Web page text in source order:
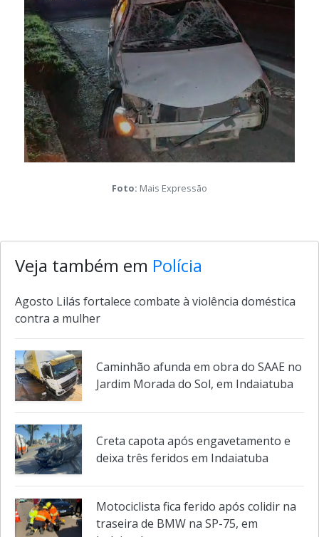
Mais Expressão
Veja também em Polícia
Agosto Lilás fortalece combate à violência doméstica
contra a mulher
Caminhão afunda em obra do SAAE no
Jardim Morada do Sol, em Indaiatuba
Creta capota após engavetamento e
deixa três feridos em Indaiatuba
Motociclista fica ferido após colidir na
traseira de BMW na SP-75, em